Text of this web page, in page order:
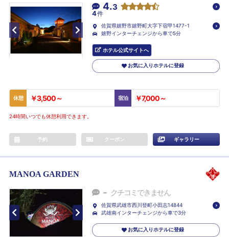
4.3
4件
佐賀県嬉野市嬉野町大字下宿甲1477-1
嬉野インターチェンジから車で5分
ホテル公式サイトへ
お気に入りホテルに登録
休憩 ￥3,500～ 宿泊 ￥7,000～
24時間いつでも休憩利用できます。
予約 クーポン ギャラリー
MANOA GARDEN
- クチコミできません
佐賀県武雄市西川登町小田志14844
武雄南インターチェンジから車で3分
お気に入りホテルに登録